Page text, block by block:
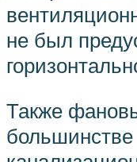
не был
Также
большинстве